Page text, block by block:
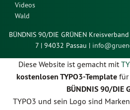
Videos
Wald
BÜNDNIS 90/DIE GRÜNEN
7 | 94032 Passau | info@
Diese Website ist gemacht mit
kostenlosen TYPO3-Templatefür
BÜNDNIS 90/DIE
TYPO3 und sein Logo sind